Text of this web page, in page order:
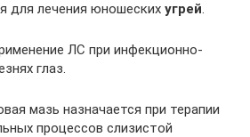
для лечения юношеских угрей
ЛС при инфекционно-
глаз.
мазь назначается при терапии
процессов слизистой